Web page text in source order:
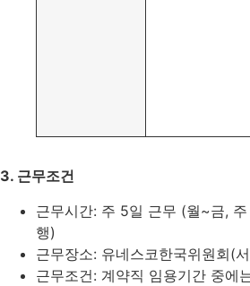
3. 근무조건
근무시간: 주 5일 근무 (월~금,
행)
근무장소: 유네스코한국위원회(
근무조건: 계약직 임용기간 중에